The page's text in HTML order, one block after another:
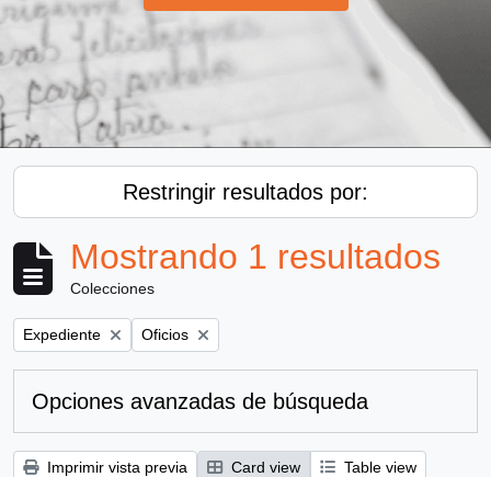
Restringir resultados por:
Mostrando 1 resultados
Colecciones
Remove filter:
Expediente Remove filter:
Oficios
Opciones avanzadas de búsqueda
Imprimir vista previa Card view
Table view